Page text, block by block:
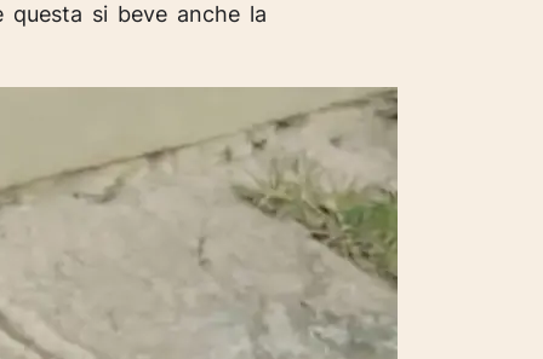
si beve anche la